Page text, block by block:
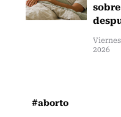
2026
#aborto